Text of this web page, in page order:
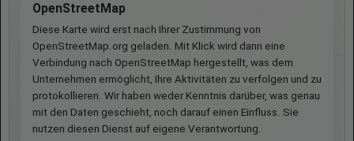
OpenStreetMap
Diese Karte wird erst nach Ihrer Zustimmung von
OpenStreetMap.org geladen. Mit Klick wird dann eine
Verbindung nach OpenStreetMap hergestellt, was dem
Unternehmen ermöglicht, Ihre Aktivitäten zu verfolgen und zu
protokollieren. Wir haben weder Kenntnis darüber, was genau
mit den Daten geschieht, noch darauf einen Einfluss. Sie
nutzen diesen Dienst auf eigene Verantwortung.